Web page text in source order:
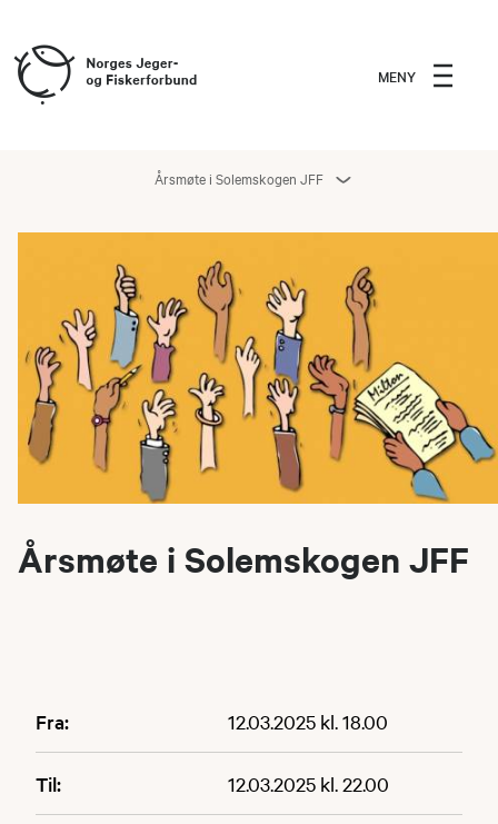
MENY
Årsmøte i Solemskogen JFF
Årsmøte i Solemskogen JFF
Fra: 12.03.2025 kl. 18.00
Til: 12.03.2025 kl. 22.00